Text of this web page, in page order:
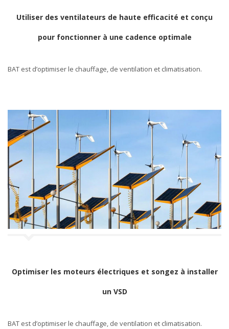
Utiliser des ventilateurs de haute efficacité et conçu
pour fonctionner à une cadence optimale
BAT est d’optimiser le chauffage, de ventilation et climatisation.
Optimiser les moteurs électriques et songez à installer
un VSD
BAT est d’optimiser le chauffage, de ventilation et climatisation.